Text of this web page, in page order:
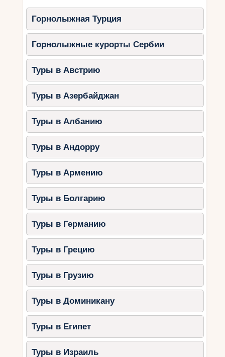
Горнолыжная Турция
Горнолыжные курорты Сербии
Туры в Австрию
Туры в Азербайджан
Туры в Албанию
Туры в Андорру
Туры в Армению
Туры в Болгарию
Туры в Германию
Туры в Грецию
Туры в Грузию
Туры в Доминикану
Туры в Египет
Туры в Израиль